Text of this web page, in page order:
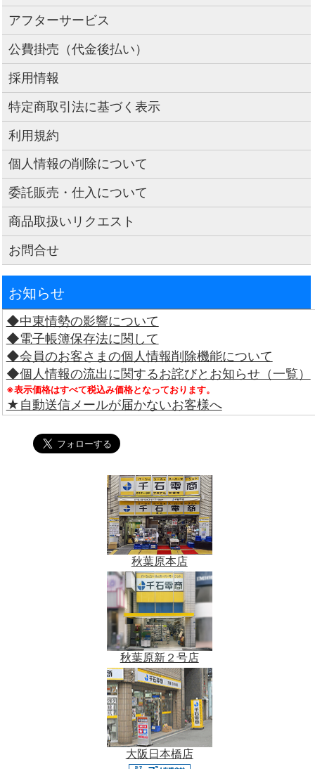
アフターサービス
公費掛売（代金後払い）
採用情報
特定商取引法に基づく表示
利用規約
個人情報の削除について
委託販売・仕入について
商品取扱いリクエスト
お問合せ
お知らせ
◆中東情勢の影響について
◆電子帳簿保存法に関して
◆会員のお客さまの個人情報削除機能について
◆個人情報の流出に関するお詫びとお知らせ（一覧）
※表示価格はすべて税込み価格となっております。
★自動送信メールが届かないお客様へ
秋葉原本店
秋葉原新２号店
大阪日本橋店